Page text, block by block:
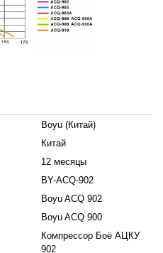
Boyu (Китай)
Китай
12 месяцы
BY-ACQ-902
Boyu ACQ 902
Boyu ACQ 900
Компрессор Боё АЦКУ
902